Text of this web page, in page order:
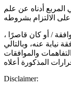
أدناه عن علم
/ أو كان قاصرًا ،
نيابة عنه، وبالتالي
والموافقات
Disclaimer: